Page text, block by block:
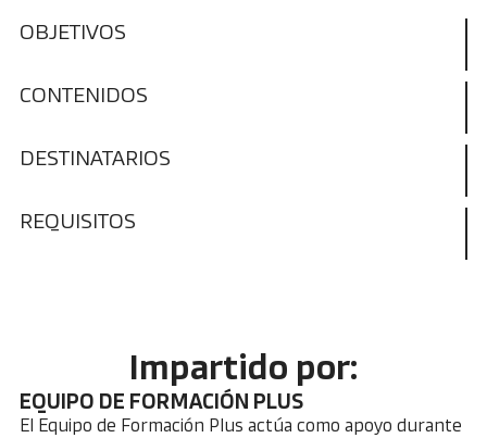
OBJETIVOS
CONTENIDOS
DESTINATARIOS
REQUISITOS
Impartido por:
EQUIPO DE FORMACIÓN PLUS
El Equipo de Formación Plus actúa como apoyo durante